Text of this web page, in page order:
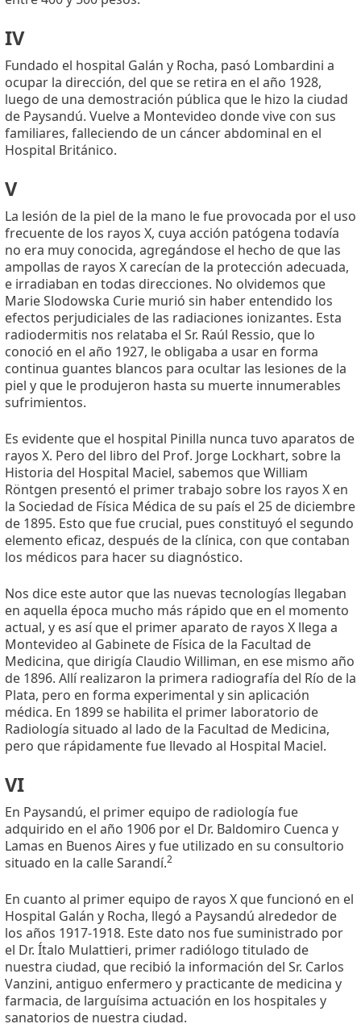
IV
Fundado el hospital Galán y Rocha, pasó Lombardini a
ocupar la dirección, del que se retira en el año 1928,
luego de una demostración pública que le hizo la ciudad
de Paysandú. Vuelve a Montevideo donde vive con sus
familiares, falleciendo de un cáncer abdominal en el
Hospital Británico.
V
La lesión de la piel de la mano le fue provocada por el uso
frecuente de los rayos X, cuya acción patógena todavía
no era muy conocida, agregándose el hecho de que las
ampollas de rayos X carecían de la protección adecuada,
e irradiaban en todas direcciones. No olvidemos que
Marie Slodowska Curie murió sin haber entendido los
efectos perjudiciales de las radiaciones ionizantes. Esta
radiodermitis nos relataba el Sr. Raúl Ressio, que lo
conoció en el año 1927, le obligaba a usar en forma
continua guantes blancos para ocultar las lesiones de la
piel y que le produjeron hasta su muerte innumerables
sufrimientos.
Es evidente que el hospital Pinilla nunca tuvo aparatos de
rayos X. Pero del libro del Prof. Jorge Lockhart, sobre la
Historia del Hospital Maciel, sabemos que William
Röntgen presentó el primer trabajo sobre los rayos X en
la Sociedad de Física Médica de su país el 25 de diciembre
de 1895. Esto que fue crucial, pues constituyó el segundo
elemento eficaz, después de la clínica, con que contaban
los médicos para hacer su diagnóstico.
Nos dice este autor que las nuevas tecnologías llegaban
en aquella época mucho más rápido que en el momento
actual, y es así que el primer aparato de rayos X llega a
Montevideo al Gabinete de Física de la Facultad de
Medicina, que dirigía Claudio Williman, en ese mismo año
de 1896. Allí realizaron la primera radiografía del Río de la
Plata, pero en forma experimental y sin aplicación
médica. En 1899 se habilita el primer laboratorio de
Radiología situado al lado de la Facultad de Medicina,
pero que rápidamente fue llevado al Hospital Maciel.
VI
En Paysandú, el primer equipo de radiología fue
adquirido en el año 1906 por el Dr. Baldomiro Cuenca y
Lamas en Buenos Aires y fue utilizado en su consultorio
situado en la calle Sarandí.2
En cuanto al primer equipo de rayos X que funcionó en el
Hospital Galán y Rocha, llegó a Paysandú alrededor de
los años 1917-1918. Este dato nos fue suministrado por
el Dr. Ítalo Mulattieri, primer radiólogo titulado de
nuestra ciudad, que recibió la información del Sr. Carlos
Vanzini, antiguo enfermero y practicante de medicina y
farmacia, de larguísima actuación en los hospitales y
sanatorios de nuestra ciudad.